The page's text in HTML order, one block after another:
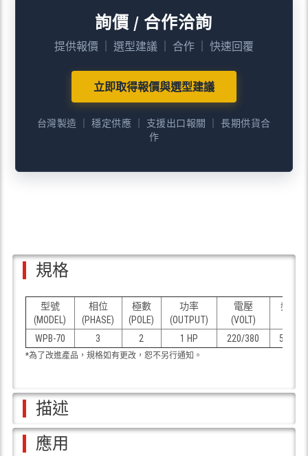
詢價 / 合作洽詢
提供報價 ｜ 選型建議 ｜ 合作 ｜ 快速回覆
立即取得報價與選型建議
台灣製造 ｜ 穩定供應 ｜ 支援出口報關 ｜ 長期供貨合
作
規格
型號
(MODEL)
相位
(PHASE)
極數
(POLE)
功率
(OUTPUT)
電壓
(VOLT)
頻率
WPB-70
3 2 1 HP 220/380 50/60
*為了改進產品，規格如有更改，恕不另行通知。
描述
應用